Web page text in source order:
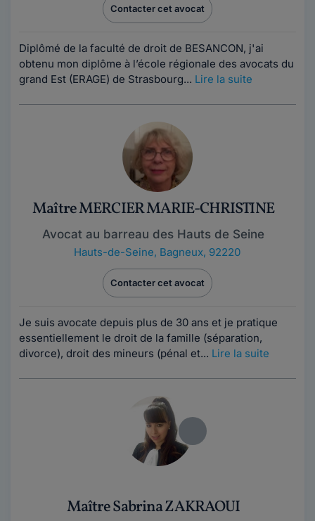
Contacter cet avocat
Diplômé de la faculté de droit de BESANCON, j'ai
obtenu mon diplôme à l’école régionale des avocats du
grand Est (ERAGE) de Strasbourg... Lire la suite
Maître MERCIER MARIE-CHRISTINE
Avocat au barreau des Hauts de Seine
Hauts-de-Seine, Bagneux, 92220
Contacter cet avocat
Je suis avocate depuis plus de 30 ans et je pratique
essentiellement le droit de la famille (séparation,
divorce), droit des mineurs (pénal et... Lire la suite
Maître Sabrina ZAKRAOUI